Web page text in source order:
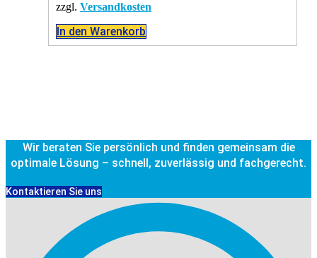
zzgl. Versandkosten
In den Warenkorb
Wir beraten Sie persönlich und finden gemeinsam die
optimale Lösung – schnell, zuverlässig und fachgerecht.
Kontaktieren Sie uns